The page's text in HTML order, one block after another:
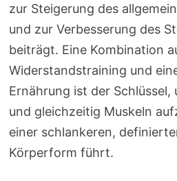
zur Steigerung des
und zur Verbesserung des
beiträgt. Eine Kombination
Widerstandstraining und
Ernährung ist der Schlüssel,
und gleichzeitig Muskeln
einer schlankeren,
Körperform führt.